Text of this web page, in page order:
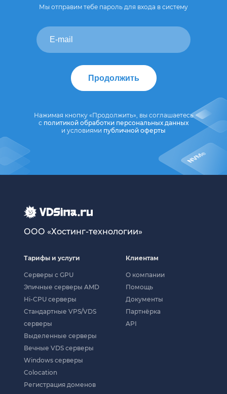
Мы отправим тебе пароль для входа в систему
Продолжить
Нажимая кнопку «Продолжить», вы соглашаетесь
с политикой обработки персональных данных
и условиями публичной оферты
ООО «Хостинг-технологии»
Тарифы и услуги
Серверы с GPU
Эпичные серверы AMD
Hi-CPU серверы
Стандартные VPS/VDS
серверы
Выделенные серверы
Вечные VDS серверы
Windows серверы
Colocation
Регистрация доменов
Клиентам
О компании
Помощь
Документы
Партнёрка
API